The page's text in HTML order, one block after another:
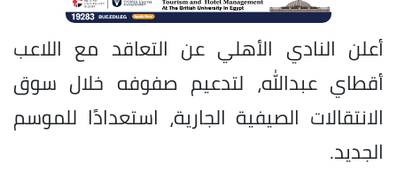
أعلن النادي الأهلي عن التعاقد مع اللاعب
أقطاي عبدالله، لتدعيم صفوفه خلال سوق
الانتقالات الصيفية الجارية، استعدادًا للموسم
الجديد.